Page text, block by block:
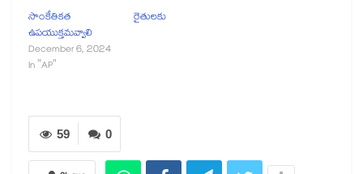
సాంకేతికత రైతులకు
ఉపయుక్తమవ్వాలి
December 6, 2024
In "AP"
0
59